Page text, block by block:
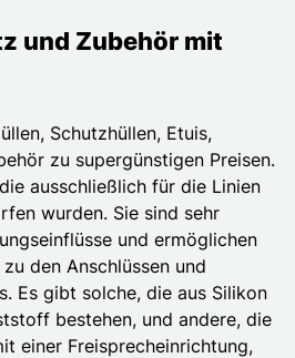
und Zubehör mit
Schutzhüllen, Etuis,
zu supergünstigen Preisen.
ausschließlich für die Linien
wurden. Sie sind sehr
und ermöglichen
den Anschlüssen und
Es gibt solche, die aus Silikon
bestehen, und andere, die
einer Freisprecheinrichtung,